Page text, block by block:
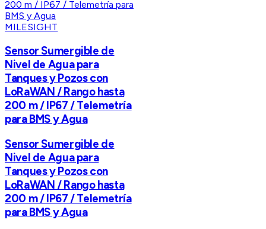
MILESIGHT
Sensor Sumergible de
Nivel de Agua para
Tanques y Pozos con
LoRaWAN / Rango hasta
200 m / IP67 / Telemetría
para BMS y Agua
Sensor Sumergible de
Nivel de Agua para
Tanques y Pozos con
LoRaWAN / Rango hasta
200 m / IP67 / Telemetría
para BMS y Agua